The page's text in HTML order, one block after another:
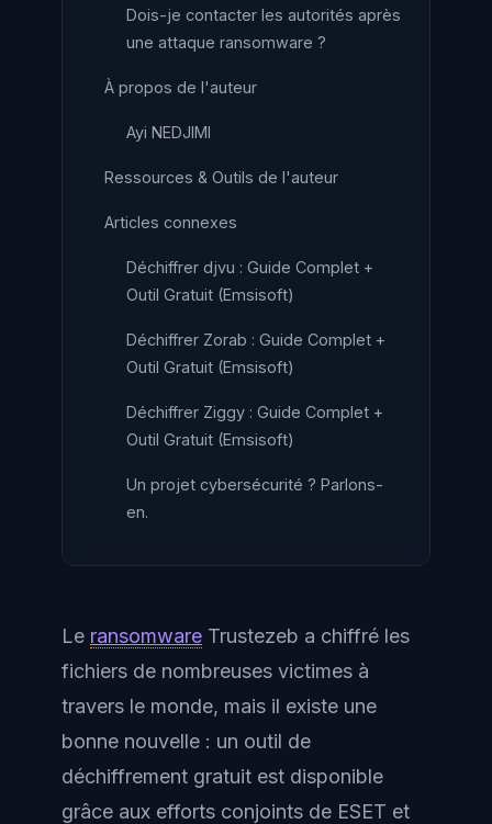
Dois-je contacter les autorités après
une attaque ransomware ?
À propos de l'auteur
Ayi NEDJIMI
Ressources & Outils de l'auteur
Articles connexes
Déchiffrer djvu : Guide Complet +
Outil Gratuit (Emsisoft)
Déchiffrer Zorab : Guide Complet +
Outil Gratuit (Emsisoft)
Déchiffrer Ziggy : Guide Complet +
Outil Gratuit (Emsisoft)
Un projet cybersécurité ? Parlons-
en.
Le ransomware Trustezeb a chiffré les
fichiers de nombreuses victimes à
travers le monde, mais il existe une
bonne nouvelle : un outil de
déchiffrement gratuit est disponible
grâce aux efforts conjoints de ESET et